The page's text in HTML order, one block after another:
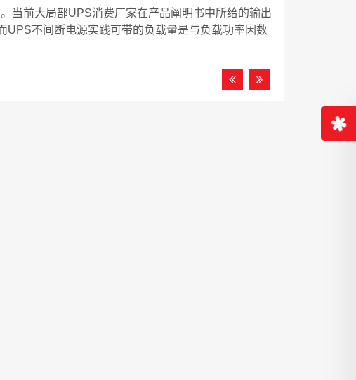
当前大局部UPS消费厂家在产品阐明书中所给的输出
UPS不间断电源实践可带的负载量是与负载功率因数